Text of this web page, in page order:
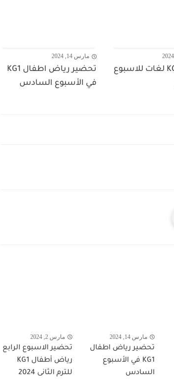
تحضير KG1 لغات للاسبوع
مارس 14, 2024
تحضير رياض اطفال KG1
في الأسبوع السادس
مارس 14, 2024
تحضير رياض اطفال
KG1 في الأسبوع
السادس
مارس 2, 2024
تحضير الاسبوع الرابع
رياض أطفال KG1
للترم الثانى 2024